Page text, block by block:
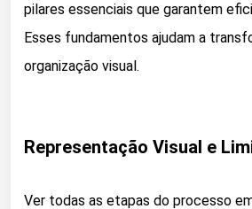
pilares essenciais que garantem
Esses fundamentos ajudam a
organização visual.
Representação Visual e
Ver todas as etapas do processo